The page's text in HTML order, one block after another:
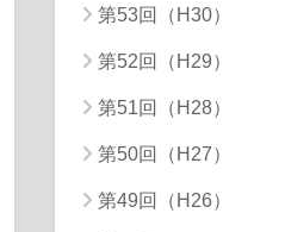
第53回（H30）
第52回（H29）
第51回（H28）
第50回（H27）
第49回（H26）